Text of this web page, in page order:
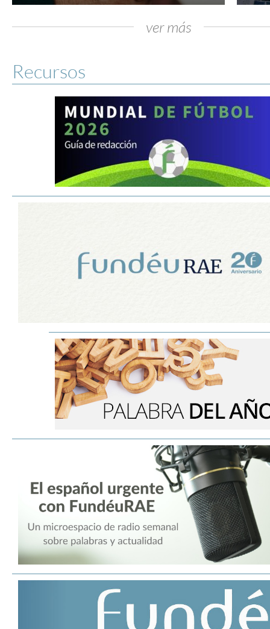
ver más
Recursos